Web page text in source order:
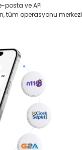
posta ve API
tüm operasyonu merkezi